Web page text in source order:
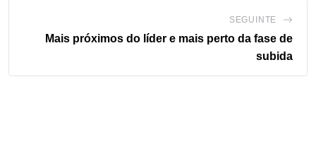
SEGUINTE
Mais próximos do líder e mais perto da fase de
subida